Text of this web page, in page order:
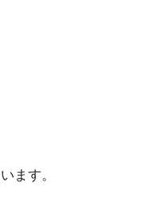
ます。